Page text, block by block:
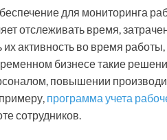
для мониторинга
отслеживать время,
их активность во время
бизнесе такие
повышении
программа учета
сотрудников.